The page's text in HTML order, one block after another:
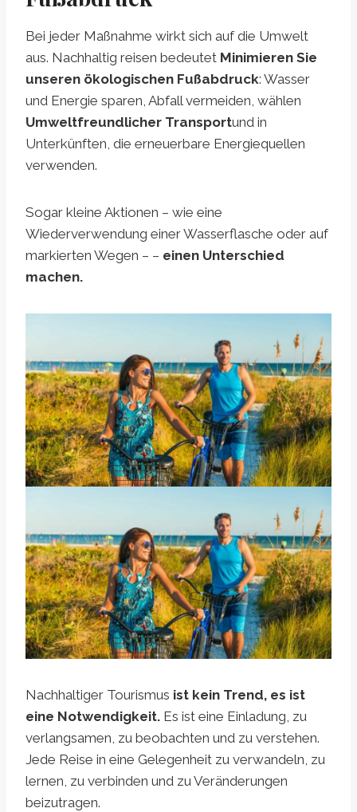
Bei jeder Maßnahme wirkt sich auf die Umwelt
aus. Nachhaltig reisen bedeutet Minimieren Sie
unseren ökologischen Fußabdruck: Wasser
und Energie sparen, Abfall vermeiden, wählen
Umweltfreundlicher Transportund in
Unterkünften, die erneuerbare Energiequellen
verwenden.
Sogar kleine Aktionen – wie eine
Wiederverwendung einer Wasserflasche oder auf
markierten Wegen – – einen Unterschied
machen.
Nachhaltiger Tourismus ist kein Trend, es ist
eine Notwendigkeit. Es ist eine Einladung, zu
verlangsamen, zu beobachten und zu verstehen.
Jede Reise in eine Gelegenheit zu verwandeln, zu
lernen, zu verbinden und zu Veränderungen
beizutragen.